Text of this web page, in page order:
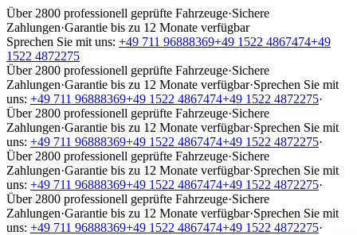
Über 2800 professionell geprüfte Fahrzeuge·Sichere
Zahlungen·Garantie bis zu 12 Monate verfügbar
Sprechen Sie mit uns: +49 711 96888369+49 1522 4867474+49
1522 4872275
Über 2800 professionell geprüfte Fahrzeuge·Sichere
Zahlungen·Garantie bis zu 12 Monate verfügbar·Sprechen Sie mit
uns: +49 711 96888369+49 1522 4867474+49 1522 4872275·
Über 2800 professionell geprüfte Fahrzeuge·Sichere
Zahlungen·Garantie bis zu 12 Monate verfügbar·Sprechen Sie mit
uns: +49 711 96888369+49 1522 4867474+49 1522 4872275·
Über 2800 professionell geprüfte Fahrzeuge·Sichere
Zahlungen·Garantie bis zu 12 Monate verfügbar·Sprechen Sie mit
uns: +49 711 96888369+49 1522 4867474+49 1522 4872275·
Über 2800 professionell geprüfte Fahrzeuge·Sichere
Zahlungen·Garantie bis zu 12 Monate verfügbar·Sprechen Sie mit
uns: +49 711 96888369+49 1522 4867474+49 1522 4872275·